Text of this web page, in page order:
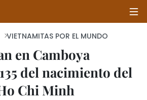
INICIO
POLÍTICA
VIETNAMITAS POR EL MUNDO
en Camboya
del nacimiento del
Chi Minh